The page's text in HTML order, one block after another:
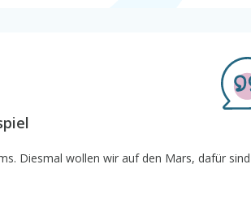
Diesmal wollen wir auf den Mars, dafür sind